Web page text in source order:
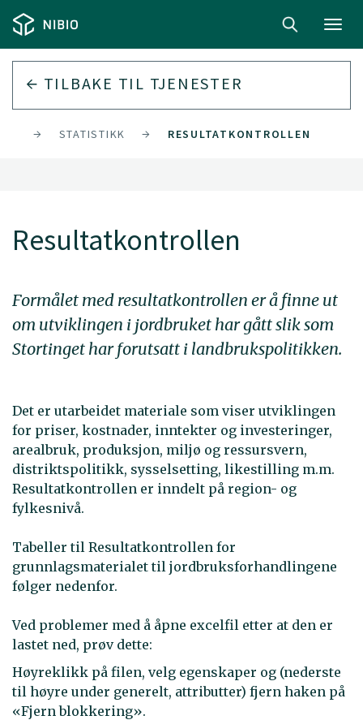
TILBAKE TIL TJENESTER
STATISTIKK RESULTATKONTROLLEN
Resultatkontrollen
Formålet med resultatkontrollen er å finne ut
om utviklingen i jordbruket har gått slik som
Stortinget har forutsatt i landbrukspolitikken.
Det er utarbeidet materiale som viser utviklingen
for priser, kostnader, inntekter og investeringer,
arealbruk, produksjon, miljø og ressursvern,
distriktspolitikk, sysselsetting, likestilling m.m.
Resultatkontrollen er inndelt på region- og
fylkesnivå.
Tabeller til Resultatkontrollen for
grunnlagsmaterialet til jordbruksforhandlingene
følger nedenfor.
Ved problemer med å åpne excelfil etter at den er
lastet ned, prøv dette:
Høyreklikk på filen, velg egenskaper og (nederste
til høyre under generelt, attributter) fjern haken på
«Fjern blokkering».